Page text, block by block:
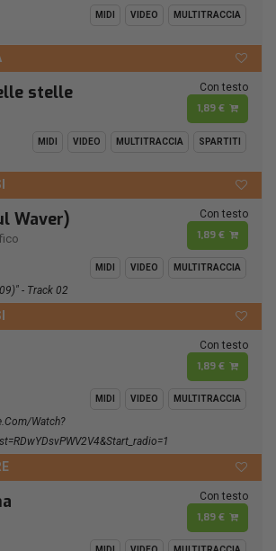
MIDI VIDEO MULTITRACCIA
stelle Con testo
1,89 €
MIDI VIDEO MULTITRACCIA SPARTITI
Waver) Con testo
1,89 €
MIDI VIDEO MULTITRACCIA
- Track 02
Con testo
1,89 €
MIDI VIDEO MULTITRACCIA
watch?
Con testo
1,89 €